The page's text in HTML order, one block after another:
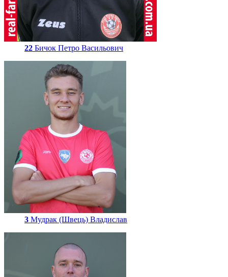
22 Бичок Петро Васильович
3 Мудрак (Швець) Владислав